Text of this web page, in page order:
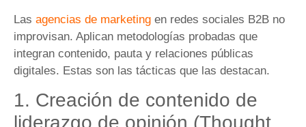
Las agencias de marketing en redes sociales B2B no
improvisan. Aplican metodologías probadas que
integran contenido, pauta y relaciones públicas
digitales. Estas son las tácticas que las destacan.
1. Creación de contenido de
liderazgo de opinión (Thought